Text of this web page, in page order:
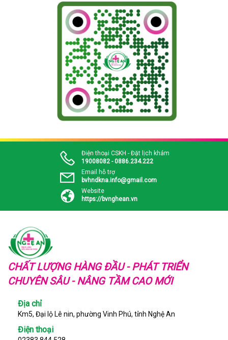
Điện thoại CSKH - Đặt lịch khám
19008082 - 0886.234.222
Email hỗ trợ
bvhndkna.info@gmail.com
Website
https://bvnghean.vn
CHẤT LƯỢNG HÀNG ĐẦU - PHÁT TRIỂN
CHUYÊN SÂU - NÂNG TẦM CAO MỚI
Địa chỉ
Km5, Đại lộ Lê nin, phường Vinh Phú, tỉnh Nghệ An
Điện thoại